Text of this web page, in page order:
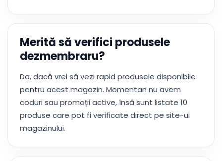
Merită să verifici produsele
dezmembraru?
Da, dacă vrei să vezi rapid produsele disponibile
pentru acest magazin. Momentan nu avem
coduri sau promoții active, însă sunt listate 10
produse care pot fi verificate direct pe site-ul
magazinului.